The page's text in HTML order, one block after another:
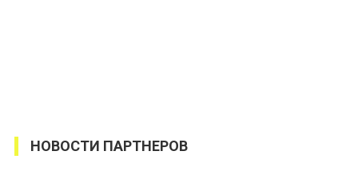
НОВОСТИ ПАРТНЕРОВ